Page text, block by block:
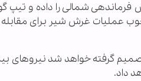
شمالی را داده و تیپ
عملیات غرش شیر برای مقابله
تصمیم گرفته خواهد شد نیروهای
داد.